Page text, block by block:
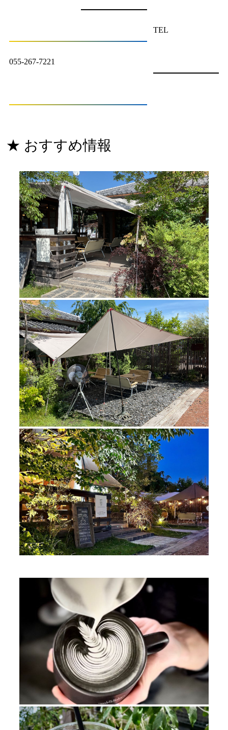
TEL
055-267-7221
★ おすすめ情報